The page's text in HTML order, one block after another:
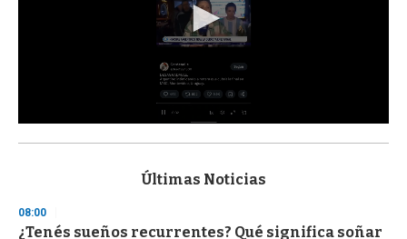
s
d
s
Últimas Noticias
08:00
¿Tenés sueños recurrentes? Qué significa soñar